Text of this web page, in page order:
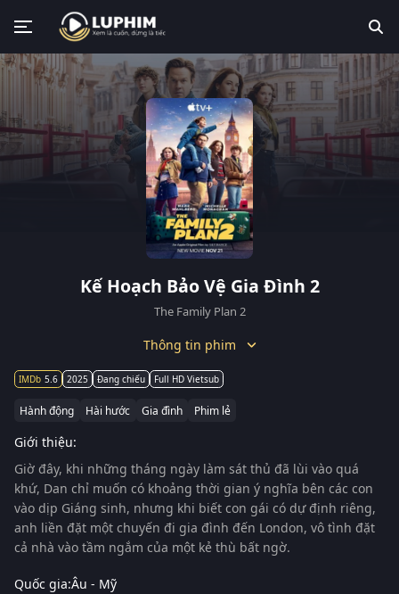
Kế Hoạch Bảo Vệ Gia Đình 2
The Family Plan 2
Thông tin phim
5.6 2025 Đang chiếu Full HD Vietsub
Hành động Hài hước Gia đình Phim lẻ
Giới thiệu:
Giờ đây, khi những tháng ngày làm sát thủ đã lùi vào quá
khứ, Dan chỉ muốn có khoảng thời gian ý nghĩa bên các con
vào dịp Giáng sinh, nhưng khi biết con gái có dự định riêng,
anh liền đặt một chuyến đi gia đình đến London, vô tình đặt
cả nhà vào tầm ngắm của một kẻ thù bất ngờ.
Quốc gia:Âu - Mỹ